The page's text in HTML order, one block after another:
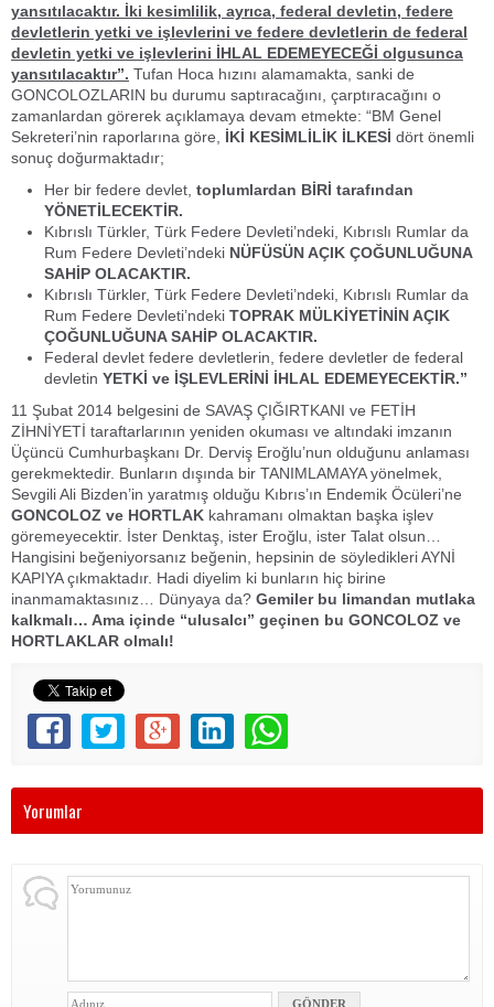
yansıtılacaktır. İki kesimlilik, ayrıca, federal devletin, federe
devletlerin yetki ve işlevlerini ve federe devletlerin de federal
devletin yetki ve işlevlerini İHLAL EDEMEYECEĞİ olgusunca
yansıtılacaktır”. Tufan Hoca hızını alamamakta, sanki de
GONCOLOZLARIN bu durumu saptıracağını, çarptıracağını o
zamanlardan görerek açıklamaya devam etmekte: “BM Genel
Sekreteri’nin raporlarına göre, İKİ KESİMLİLİK İLKESİ dört önemli
sonuç doğurmaktadır;
Her bir federe devlet, toplumlardan BİRİ tarafından
YÖNETİLECEKTİR.
Kıbrıslı Türkler, Türk Federe Devleti’ndeki, Kıbrıslı Rumlar da
Rum Federe Devleti’ndeki NÜFÜSÜN AÇIK ÇOĞUNLUĞUNA
SAHİP OLACAKTIR.
Kıbrıslı Türkler, Türk Federe Devleti’ndeki, Kıbrıslı Rumlar da
Rum Federe Devleti’ndeki TOPRAK MÜLKİYETİNİN AÇIK
ÇOĞUNLUĞUNA SAHİP OLACAKTIR.
Federal devlet federe devletlerin, federe devletler de federal
devletin YETKİ ve İŞLEVLERİNİ İHLAL EDEMEYECEKTİR.”
11 Şubat 2014 belgesini de SAVAŞ ÇIĞIRTKANI ve FETİH
ZİHNİYETİ taraftarlarının yeniden okuması ve altındaki imzanın
Üçüncü Cumhurbaşkanı Dr. Derviş Eroğlu’nun olduğunu anlaması
gerekmektedir. Bunların dışında bir TANIMLAMAYA yönelmek,
Sevgili Ali Bizden’in yaratmış olduğu Kıbrıs’ın Endemik Öcüleri’ne
GONCOLOZ ve HORTLAK kahramanı olmaktan başka işlev
göremeyecektir. İster Denktaş, ister Eroğlu, ister Talat olsun…
Hangisini beğeniyorsanız beğenin, hepsinin de söyledikleri AYNİ
KAPIYA çıkmaktadır. Hadi diyelim ki bunların hiç birine
inanmamaktasınız… Dünyaya da? Gemiler bu limandan mutlaka
kalkmalı… Ama içinde “ulusalcı” geçinen bu GONCOLOZ ve
HORTLAKLAR olmalı!
Yorumlar